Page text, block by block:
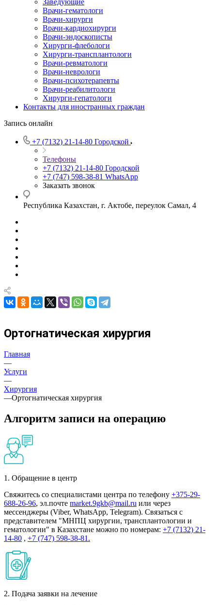
Заведующие
Врачи-гематологи
Врачи-хирурги
Врачи-кардиохирурги
Врачи-эндоскописты
Хирурги-флебологи
Хирурги-трансплантологи
Врачи-ревматологи
Врачи-неврологи
Врачи-психотерапевты
Врачи-реабилитологи
Хирурги-гепатологи
Контакты для иностранных граждан
Запись онлайн
+7 (7132) 21-14-80 Городской
Телефоны
+7 (7132) 21-14-80 Городской
+7 (747) 598-38-81 WhatsApp
Заказать звонок
Республика Казахстан, г. Актобе, переулок Самал, 4
Ортогнатическая хирургия
Главная
—
Услуги
—
Хирургия
—Ортогнатическая хирургия
Алгоритм записи на операцию
1. Обращение в центр
Свяжитесь со специалистами центра по телефону +375-29-
688-26-96, эл.почте market.9gkb@mail.ru или через
мессенджеры (Viber, WhatsApp, Telegram). Связаться с
представителем "МНПЦ хирургии, трансплантологии и
гематологии" в Казахстане можно по номерам: +7 (7132) 21-
14-80 , +7 (747) 598-38-81.
2. Подача заявки на лечение